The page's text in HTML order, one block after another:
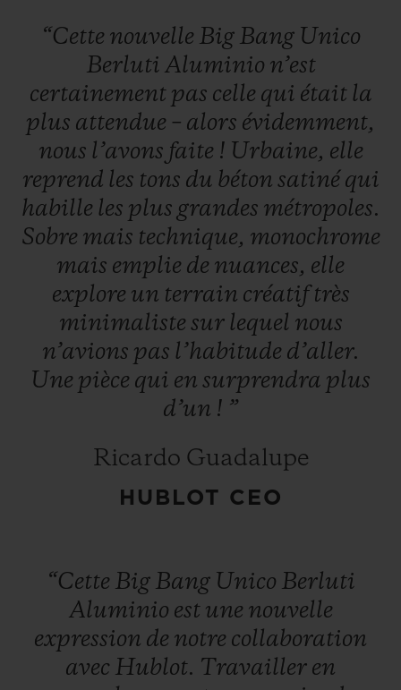
“Cette nouvelle Big Bang Unico
Berluti Aluminio n’est
certainement pas celle qui était la
plus attendue – alors évidemment,
nous l’avons faite ! Urbaine, elle
reprend les tons du béton satiné qui
habille les plus grandes métropoles.
Sobre mais technique, monochrome
mais emplie de nuances, elle
explore un terrain créatiftrès
minimaliste sur lequel nous
n’avions pas l’habitude d’aller.
Une pièce qui en surprendra plus
d’un ! ”
Ricardo Guadalupe
HUBLOT CEO
“Cette Big Bang Unico Berluti
Aluminio est une nouvelle
expression de notre collaboration
avec Hublot. Travailler en
PAIEMENT SÉCURISÉ
POCHETTE CADEAU
NOUS CONTACTER
TROUVER UNE BOUTIQUE